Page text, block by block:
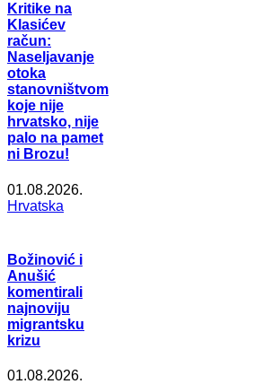
Kritike na
Klasićev
račun:
Naseljavanje
otoka
stanovništvom
koje nije
hrvatsko, nije
palo na pamet
ni Brozu!
01.08.2026.
Hrvatska
Božinović i
Anušić
komentirali
najnoviju
migrantsku
krizu
01.08.2026.